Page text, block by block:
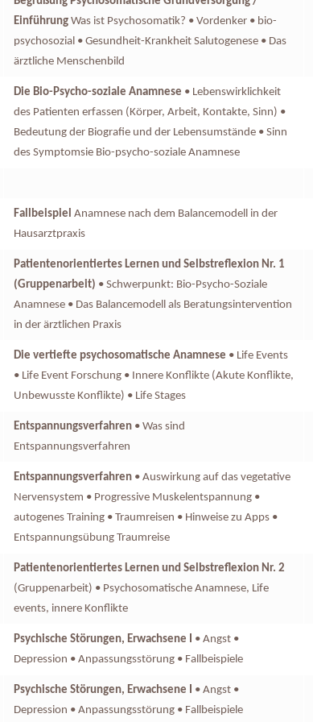
Einführung Was ist Psychosomatik? • Vordenker • bio-
psychosozial • Gesundheit-Krankheit Salutogenese • Das
ärztliche Menschenbild
Die Bio-Psycho-soziale Anamnese • Lebenswirklichkeit
des Patienten erfassen (Körper, Arbeit, Kontakte, Sinn) •
Bedeutung der Biografie und der Lebensumstände • Sinn
des Symptomsie Bio-psycho-soziale Anamnese
Fallbeispiel Anamnese nach dem Balancemodell in der
Hausarztpraxis
Patientenorientiertes Lernen und Selbstreflexion Nr. 1
(Gruppenarbeit) • Schwerpunkt: Bio-Psycho-Soziale
Anamnese • Das Balancemodell als Beratungsintervention
in der ärztlichen Praxis
Die vertiefte psychosomatische Anamnese • Life Events
• Life Event Forschung • Innere Konflikte (Akute Konflikte,
Unbewusste Konflikte) • Life Stages
Entspannungsverfahren • Was sind
Entspannungsverfahren
Entspannungsverfahren • Auswirkung auf das vegetative
Nervensystem • Progressive Muskelentspannung •
autogenes Training • Traumreisen • Hinweise zu Apps •
Entspannungsübung Traumreise
Patientenorientiertes Lernen und Selbstreflexion Nr. 2
(Gruppenarbeit) • Psychosomatische Anamnese, Life
events, innere Konflikte
Psychische Störungen, Erwachsene I • Angst •
Depression • Anpassungsstörung • Fallbeispiele
Psychische Störungen, Erwachsene I • Angst •
Depression • Anpassungsstörung • Fallbeispiele